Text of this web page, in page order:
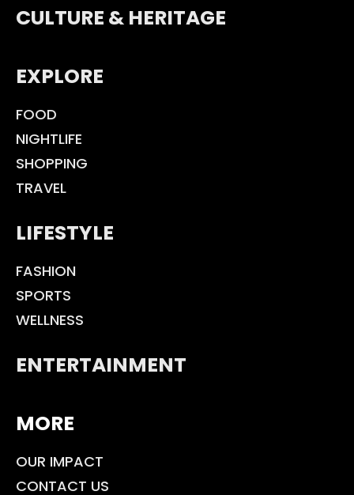
CULTURE & HERITAGE
EXPLORE
FOOD
NIGHTLIFE
SHOPPING
TRAVEL
LIFESTYLE
FASHION
SPORTS
WELLNESS
ENTERTAINMENT
MORE
OUR IMPACT
CONTACT US